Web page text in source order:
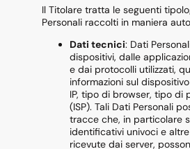
Il Titolare tratta le seguenti
Personali raccolti in maniera
Dati tecnici: Dati
dispositivi, dalle
e dai protocolli utilizzati,
informazioni sul
IP, tipo di browser, tipo di
(ISP). Tali Dati Personali
tracce che, in particolare
identificativi univoci e
ricevute dai server,